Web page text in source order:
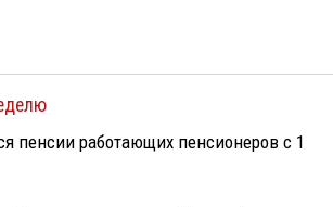
пенсии работающих пенсионеров с 1